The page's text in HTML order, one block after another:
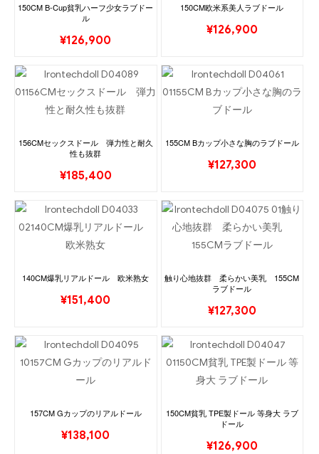
150CM B-Cup貧乳ハーフ少女ラブドー
ル
¥126,900
150CM欧米系美人ラブドール
¥126,900
156CMセックスドール 弾力性と耐久
性も抜群
¥185,400
155CM Bカップ小さな胸のラブドール
¥127,300
140CM爆乳リアルドール 欧米熟女
¥151,400
触り心地抜群 柔らかい美乳 155CM
ラブドール
¥127,300
157CM Gカップのリアルドール
¥138,100
150CM貧乳 TPE製ドール 等身大 ラブ
ドール
¥126,900